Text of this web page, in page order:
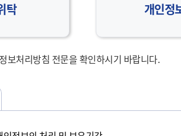
탁 개인정
보처리방침 전문을 확인하시기 바랍니다.